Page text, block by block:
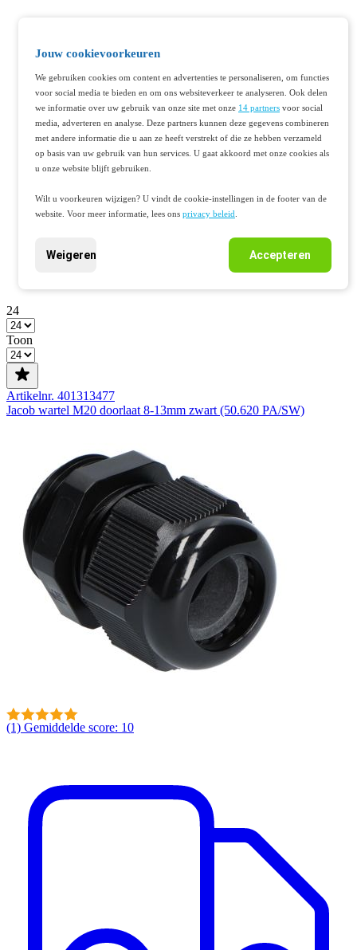
Jouw cookievoorkeuren
We gebruiken cookies om content en advertenties te personaliseren, om functies
voor social media te bieden en om ons websiteverkeer te analyseren. Ook delen
we informatie over uw gebruik van onze site met onze 14 partners voor social
media, adverteren en analyse. Deze partners kunnen deze gegevens combineren
met andere informatie die u aan ze heeft verstrekt of die ze hebben verzameld
op basis van uw gebruik van hun services. U gaat akkoord met onze cookies als
u onze website blijft gebruiken.
Wilt u voorkeuren wijzigen? U vindt de cookie-instellingen in de footer van de
website. Voor meer informatie, lees ons privacy beleid
Weigeren Accepteren
24
Toon
Artikelnr. 401313477
Jacob wartel M20 doorlaat 8-13mm zwart (50.620 PA/SW)
(1) Gemiddelde score: 10